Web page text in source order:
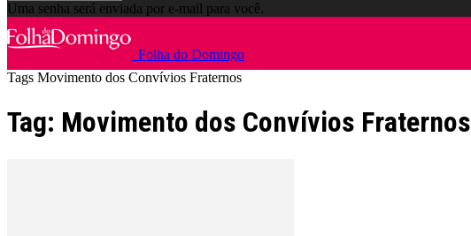
Uma senha será enviada por e-mail para você.
Folha do Domingo
Tags Movimento dos Convívios Fraternos
Tag: Movimento dos Convívios Fraternos